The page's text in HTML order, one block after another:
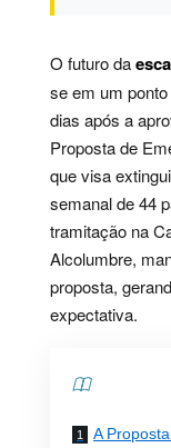
O futuro da
se em um
dias após a
Proposta de
que visa
semanal de 44
tramitação na
Alcolumbre,
proposta,
expectativa.
A